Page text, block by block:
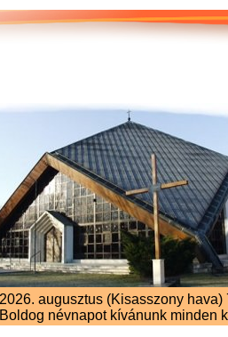
2026. augusztus (Kisasszony hava)
Boldog névnapot kívánunk minden